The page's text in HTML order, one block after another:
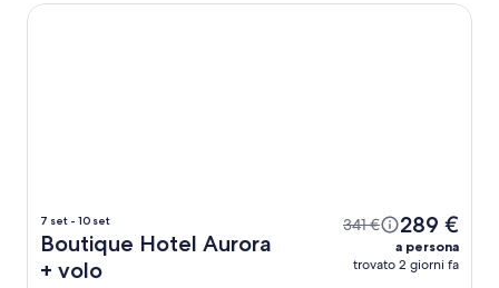
7 set - 10 set
Boutique Hotel Aurora
+ volo
341 € 289 €
a persona
trovato 2 giorni fa
Boutique Hotel Aurora